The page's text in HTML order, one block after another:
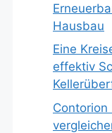
Hausbau
Eine
effektiv
Contorion